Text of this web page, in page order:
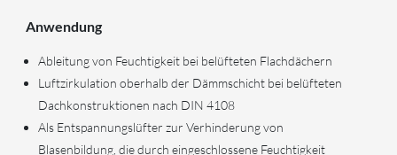
Anwendung
Ableitung von Feuchtigkeit bei belüfteten Flachdächern
Luftzirkulation oberhalb der Dämmschicht bei belüfteten
Dachkonstruktionen nach DIN 4108
Als Entspannungslüfter zur Verhinderung von
Blasenbildung, die durch eingeschlossene Feuchtigkeit